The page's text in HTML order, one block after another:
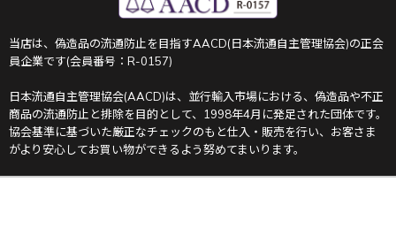
当店は、偽造品の流通防止を目指すAACD(日本流通自主管理協会)の正会
員企業です(会員番号：R-0157)
日本流通自主管理協会(AACD)は、並行輸入市場における、偽造品や不正
商品の流通防止と排除を目的として、1998年4月に発足された団体です。
協会基準に基づいた厳正なチェックのもと仕入・販売を行い、お客さま
がより安心してお買い物ができるよう努めてまいります。